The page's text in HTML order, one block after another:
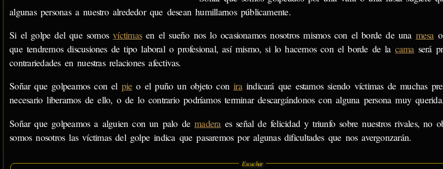
algunas personas a nuestro alrededor que desean humillarnos públicamente.
Si el golpe del que somosvíctimasen el sueño nos lo ocasionamos nosotros mismos con el borde de una mesao
que tendremos discusiones de tipo laboral o profesional, así mismo, si lo hacemos con el borde de la camaserá
contrariedades en nuestras relaciones afectivas.
Soñar que golpeamos con el pie o el puño un objeto coniraindicará que estamos siendo víctimas de muchas
necesario liberarnos de ello, o de lo contrario podríamos terminar descargándonos con alguna persona muy
Soñar que golpeamos a alguien con un palo demaderaes señal de felicidad y triunfo sobre nuestros rivales, no
somos nosotros las víctimas del golpe indica que pasaremos por algunas dificultades que nos avergonzarán.
Escuchar